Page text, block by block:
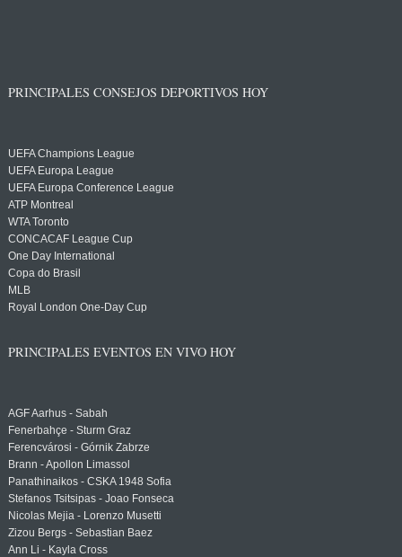
PRINCIPALES CONSEJOS DEPORTIVOS HOY
UEFA Champions League
UEFA Europa League
UEFA Europa Conference League
ATP Montreal
WTA Toronto
CONCACAF League Cup
One Day International
Copa do Brasil
MLB
Royal London One-Day Cup
PRINCIPALES EVENTOS EN VIVO HOY
AGF Aarhus - Sabah
Fenerbahçe - Sturm Graz
Ferencvárosi - Górnik Zabrze
Brann - Apollon Limassol
Panathinaikos - CSKA 1948 Sofia
Stefanos Tsitsipas - Joao Fonseca
Nicolas Mejia - Lorenzo Musetti
Zizou Bergs - Sebastian Baez
Ann Li - Kayla Cross